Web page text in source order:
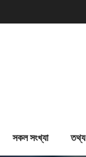
সকল সংখ্যা তথ্য